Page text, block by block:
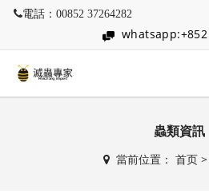
電話：00852 37264282
蟲類資訊
當前位置： 首页>